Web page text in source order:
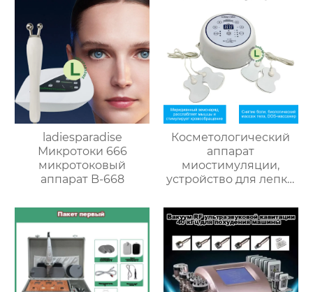
ladiesparadise
Микротоки 666
микротоковый
аппарат B-668
Косметологический
аппарат
миостимуляции,
устройство для лепки